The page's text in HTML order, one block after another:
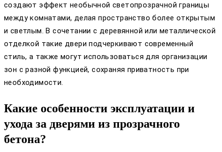
создают эффект необычной светопрозрачной границы
между комнатами, делая пространство более открытым
и светлым. В сочетании с деревянной или металлической
отделкой такие двери подчеркивают современный
стиль, а также могут использоваться для организации
зон с разной функцией, сохраняя приватность при
необходимости.
Какие особенности эксплуатации и
ухода за дверями из прозрачного
бетона?